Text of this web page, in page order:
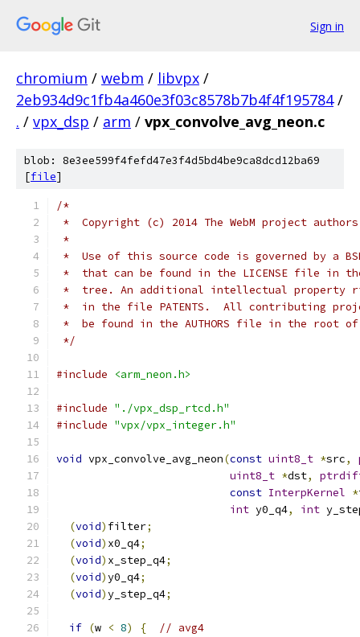
Sign in
chromium / webm / libvpx /
2eb934d9c1fb4a460e3f03c8578b7b4f4f195784 /
. / vpx_dsp / arm / vpx_convolve_avg_neon.c
blob: 8e3ee599f4fefd47e3f4d5bd4be9ca8dcd12ba69
[file]
/*
*  Copyright (c) 2014 The WebM project
*
*  Use of this source code is governed by a
*  that can be found in the LICENSE file in
*  tree. An additional intellectual property
*  in the file PATENTS.  All contributing
*  be found in the AUTHORS file in the root
*/
#include <arm_neon.h>
#include "./vpx_dsp_rtcd.h"
#include "vpx/vpx_integer.h"
void vpx_convolve_avg_neon(const uint8_t *src,
uint8_t *dst,
const InterpKernel *
int y0_q4, int
(void) filter;
(void) x0_q4;
(void) x_step_q4;
(void)y0_q4;
(void)y_step_q4;
if (w < 8) {
// avg4